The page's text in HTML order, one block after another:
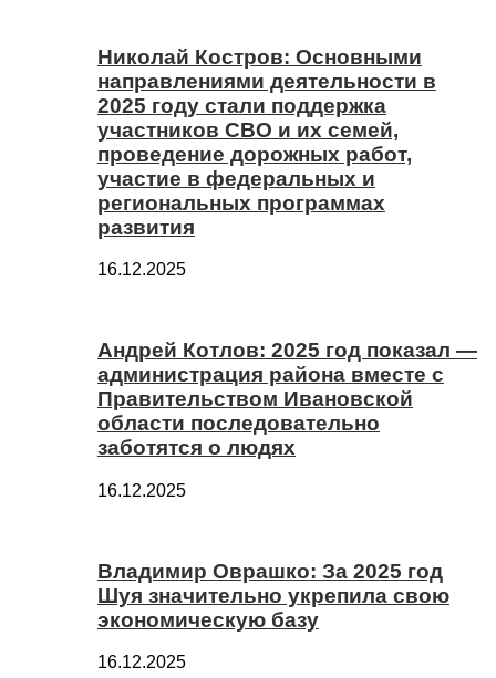
Николай Костров: Основными
направлениями деятельности в
2025 году стали поддержка
участников СВО и их семей,
проведение дорожных работ,
участие в федеральных и
региональных программах
развития
16.12.2025
Андрей Котлов: 2025 год показал —
администрация района вместе с
Правительством Ивановской
области последовательно
заботятся о людях
16.12.2025
Владимир Оврашко: За 2025 год
Шуя значительно укрепила свою
экономическую базу
16.12.2025